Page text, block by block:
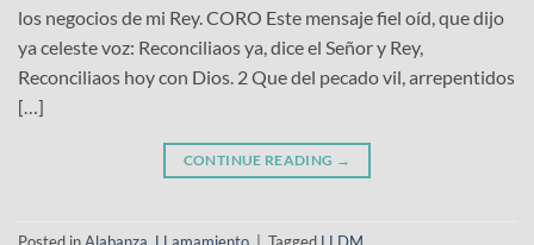
los negocios de mi Rey. CORO Este mensaje fiel oíd, que dijo
ya celeste voz: Reconciliaos ya, dice el Señor y Rey,
Reconciliaos hoy con Dios. 2 Que del pecado vil, arrepentidos
[…]
CONTINUE READING →